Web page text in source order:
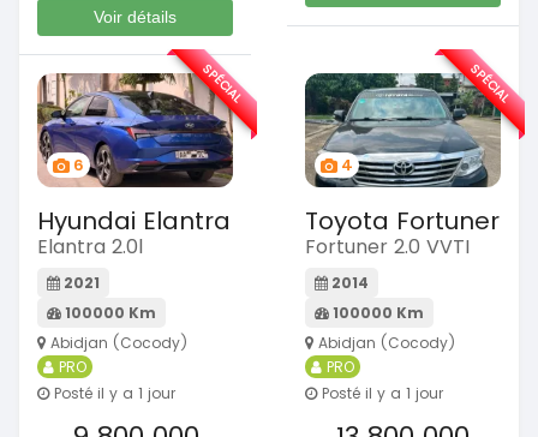
Voir détails
6
Hyundai Elantra
Elantra 2.0l
2021
100000 Km
Abidjan (Cocody)
PRO
Posté il y a 1 jour
SPÉCIAL
4
Toyota Fortuner
Fortuner 2.0 VVTI
2014
100000 Km
Abidjan (Cocody)
PRO
Posté il y a 1 jour
SPÉCIAL